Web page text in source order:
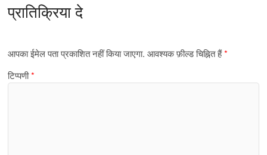
प्रातिक्रिया दे
आपका ईमेल पता प्रकाशित नहीं किया जाएगा. आवश्यक फ़ील्ड चिह्नित हैं*
टिप्पणी*